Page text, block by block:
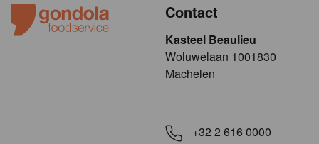
Contact
Kasteel Beaulieu
​​​Woluwelaan 1001830
Machelen
+32 2 616 0000